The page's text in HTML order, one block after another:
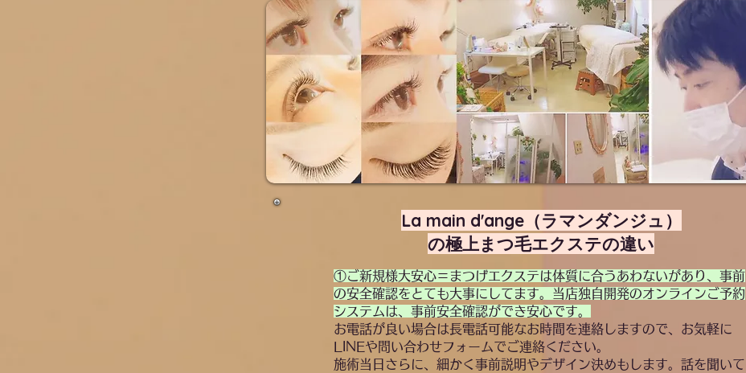
​La main d'ange（ラマンダンジュ）
の極上まつ毛エクステの違い
①ご新規様大安心＝まつげエクステは体質に合うあわないがあり、事前
の安全確認をとても大事にしてます。当店独自開発のオンラインご予約
システムは、事前安全確認ができ安心です。
お電話が良い場合は長電話可能なお時間を連絡しますので、お気軽に
LINEや問い合わせフォームでご連絡ください。
施術当日さらに、細かく事前説明やデザイン決めもします。話を聞いて